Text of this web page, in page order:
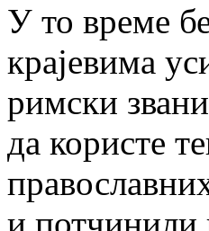
У то време
крајевима
римски
да користе
и потчинили